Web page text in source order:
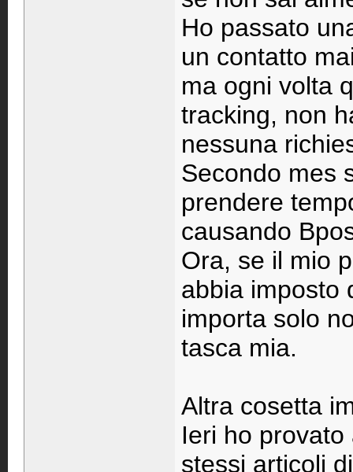
Ho passato
un contatto
ma ogni volta
tracking, non
nessuna
Secondo mes
prendere
causando
Ora, se il mio
abbia imposto
importa solo
tasca mia.
Altra cosetta
Ieri ho
stessi articoli